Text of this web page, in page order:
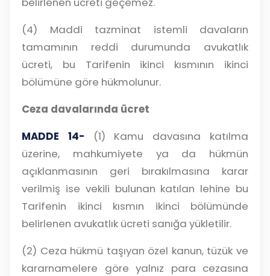
(4) Maddi tazminat istemli davaların
tamamının reddi durumunda avukatlık
ücreti, bu Tarifenin ikinci kısmının ikinci
bölümüne göre hükmolunur.
Ceza davalarında ücret
MADDE 14- (1) Kamu davasına katılma
üzerine, mahkumiyete ya da hükmün
açıklanmasının geri bırakılmasına karar
verilmiş ise vekili bulunan katılan lehine bu
Tarifenin ikinci kısmın ikinci bölümünde
belirlenen avukatlık ücreti sanığa yükletilir.
(2) Ceza hükmü taşıyan özel kanun, tüzük ve
kararnamelere göre yalnız para cezasına